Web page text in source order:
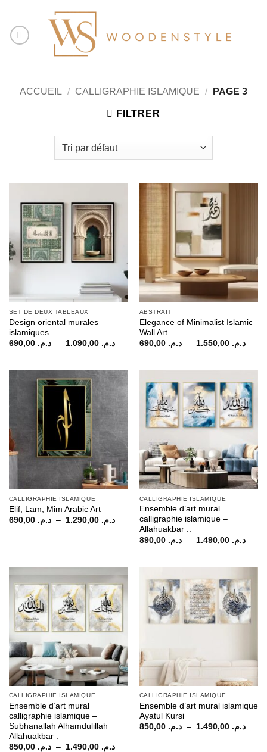
contenu
ACCUEIL / CALLIGRAPHIE ISLAMIQUE / PAGE 3
FILTRER
SET DE DEUX TABLEAUX
Design oriental murales
islamiques
د.م. 690,00 – د.م. 1.090,00
Plage
د.م. 1.090,00
ABSTRAIT
Elegance of Minimalist Islamic
Wall Art
د.م. 690,00 – د.م. 1.550,00
Plage
CALLIGRAPHIE ISLAMIQUE
Elif, Lam, Mim Arabic Art
د.م. 690,00 – د.م. 1.290,00
Plage
د.م. 690,00
CALLIGRAPHIE ISLAMIQUE
Ensemble d’art mural
calligraphie islamique –
Allahuakbar ..
د.م. 890,00 – د.م. 1.490,00
Plage
CALLIGRAPHIE ISLAMIQUE
Ensemble d’art mural
calligraphie islamique –
Subhanallah Alhamdulillah
Allahuakbar .
د.م. 850,00 – د.م. 1.490,00
Plage
CALLIGRAPHIE ISLAMIQUE
Ensemble d’art mural islamique
Ayatul Kursi
د.م. 850,00 – د.م. 1.490,00
Plage